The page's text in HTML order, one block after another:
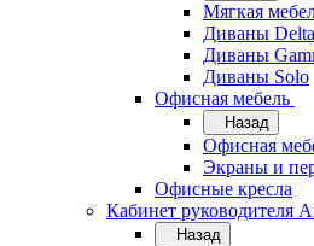
Мягкая
Диваны Delta
Диваны
Диваны Solo
Офисная мебель
Назад
Офисная
Экраны и
Офисные кресла
Кабинет руководителя
Назад